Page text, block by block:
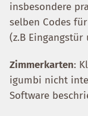
insbesondere
selben Codes
(z.B
Zimmerkarten:
igumbi nicht
Software